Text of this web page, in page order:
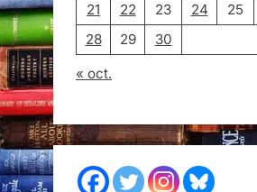
21
22 23 24 25
28
29
30
« oct.